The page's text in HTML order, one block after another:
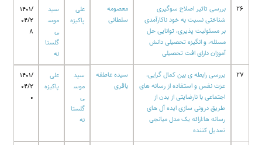
26
بررسی تاثیر اصلاح سوگیری
شناختی نسبت به خود ناکارآمدی
بر مسئولیت پذیری، توانایی حل
مسئله، و انگیزه تحصیلی دانش
آموزان دارای افت تحصیلی
معصومه
سلطانی
علی
پاکیزه
سید
موس
ی
گلستا
نه
1401/
04/2
8
27
بررسی رابطه ی بین کمال گرایی،
عزت نفس و استفاده از رسانه های
اجتماعی با نارضایتی از بدن از
طریق درونی سازی ایده آل های
رسانه ها:ارائه یک مدل میانجی
تعدیل کننده
سیده عاطفه
باقری
سید
موس
ی
گلستا
نه
علی
پاکیزه
1401/
04/2
0